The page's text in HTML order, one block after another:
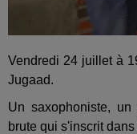
Vendredi 24 juillet à
Jugaad.
Un saxophoniste,
brute qui s'inscrit